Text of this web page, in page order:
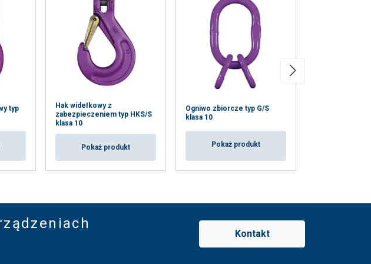
typ
Hak widełkowy z
zabezpieczeniem typ HKS/S
klasa 10
Pokaż produkt
Ogniwo zbiorcze typ G/S
klasa 10
Pokaż produkt
Kontakt